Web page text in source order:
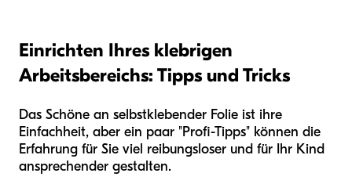
Einrichten Ihres klebrigen
Arbeitsbereichs: Tipps und Tricks
Das Schöne an selbstklebender Folie ist ihre
Einfachheit, aber ein paar "Profi-Tipps" können die
Erfahrung für Sie viel reibungsloser und für Ihr Kind
ansprechender gestalten.